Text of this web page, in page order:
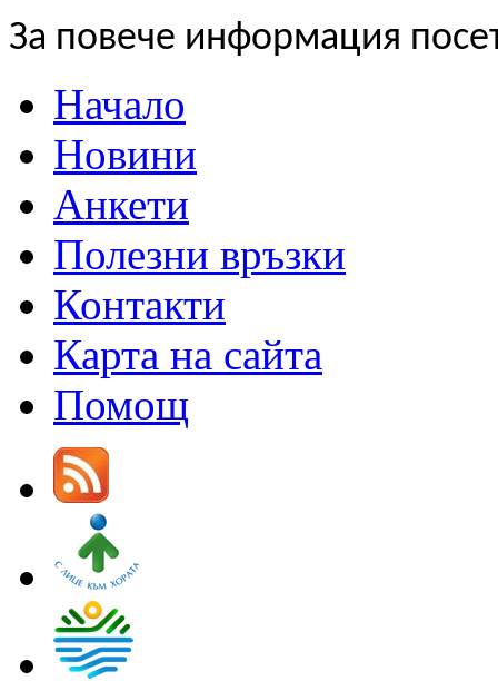
За повече информация
Начало
Новини
Анкети
Полезни връзки
Контакти
Карта на сайта
Помощ